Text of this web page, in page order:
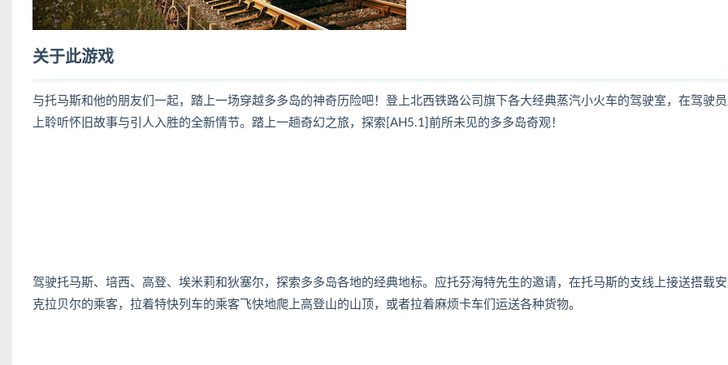
关于此游戏
与托马斯和他的朋友们一起，踏上一场穿越多多岛的神奇历险吧！登上北西铁路公司旗下各大经典蒸汽小火车的驾驶室，在驾驶
上聆听怀旧故事与引人入胜的全新情节。踏上一趟奇幻之旅，探索[AH5.1]前所未见的多多岛奇观！
驾驶托马斯、培西、高登、埃米莉和狄塞尔，探索多多岛各地的经典地标。应托芬海特先生的邀请，在托马斯的支线上接送搭载
克拉贝尔的乘客，拉着特快列车的乘客飞快地爬上高登山的山顶，或者拉着麻烦卡车们运送各种货物。